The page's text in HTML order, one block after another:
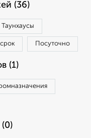
(36)
Таунхаусы
Посуточно
(1)